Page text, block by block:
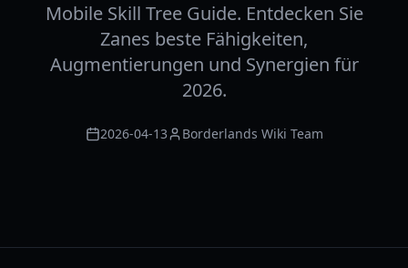
Mobile Skill Tree Guide. Entdecken Sie
Zanes beste Fähigkeiten,
Augmentierungen und Synergien für
2026.
2026-04-13 Borderlands Wiki Team